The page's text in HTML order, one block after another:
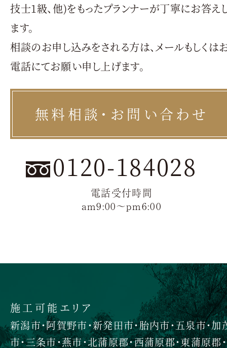
技士1級、他)をもったプランナーが丁寧にお答え
ます。
相談のお申し込みをされる方は、メールもしくは
電話にてお願い申し上げます。
無料相談・お問い合わせ
0120-184028
電話受付時間
am9:00〜pm6:00
施工可能エリア
新潟市・阿賀野市・新発田市・胎内市・五泉市・加
市・三条市・燕市・北蒲原郡・西蒲原郡・東蒲原郡・